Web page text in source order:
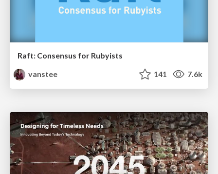
Raft: Consensus for Rubyists
vanstee
141 7.6k